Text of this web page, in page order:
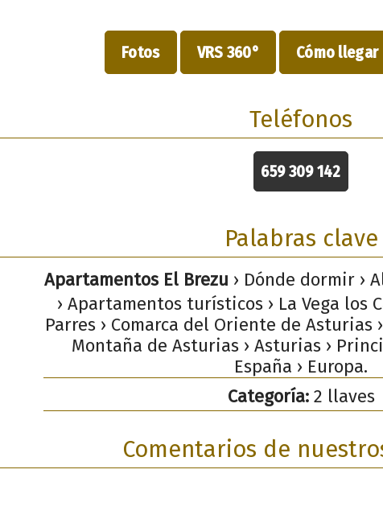
Fotos VRS 360° Cómo llegar
Teléfonos
659 309 142
Palabras clave
Apartamentos El Brezu › Dónde dormir ›
› Apartamentos turísticos › La Vega los
Parres › Comarca del Oriente de Asturias
Montaña de Asturias › Asturias ›
España › Europa.
Categoría:2 llaves
Comentarios de